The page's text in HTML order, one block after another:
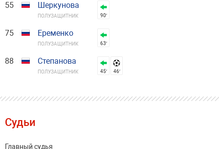
55 Шеркунова
ПОЛУЗАЩИТНИК 90′
75 Еременко
ПОЛУЗАЩИТНИК 63′
88 Степанова
ПОЛУЗАЩИТНИК 45′ 46′
Судьи
Главный судья